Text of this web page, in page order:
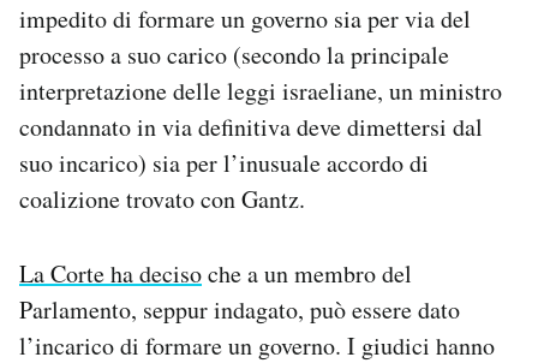
impedito di formare un governo sia per via del
processo a suo carico (secondo la principale
interpretazione delle leggi israeliane, un ministro
condannato in via definitiva deve dimettersi dal
suo incarico) sia per l’inusuale accordo di
coalizione trovato con Gantz.
La Corte ha decisoche a un membro del
Parlamento, seppur indagato, può essere dato
l’incarico di formare un governo. I giudici hanno